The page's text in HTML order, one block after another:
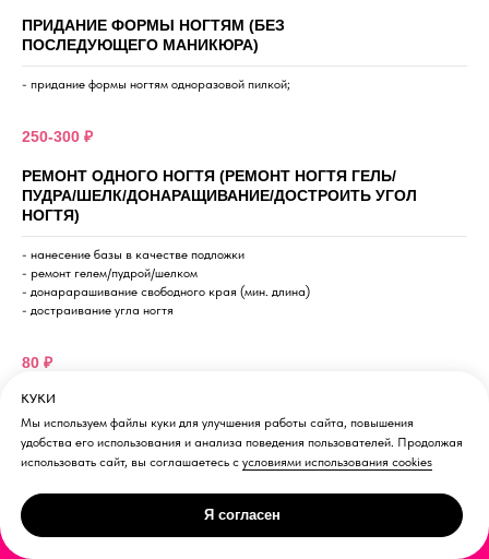
ПРИДАНИЕ ФОРМЫ НОГТЯМ (БЕЗ
ПОСЛЕДУЮЩЕГО МАНИКЮРА)
- придание формы ногтям одноразовой пилкой;
250-300 ₽
РЕМОНТ ОДНОГО НОГТЯ (РЕМОНТ НОГТЯ ГЕЛЬ/
ПУДРА/ШЕЛК/ДОНАРАЩИВАНИЕ/ДОСТРОИТЬ УГОЛ
НОГТЯ)
- нанесение базы в качестве подложки
- ремонт гелем/пудрой/шелком
- донарарашивание свободного края (мин. длина)
- достраивание угла ногтя
80 ₽
ПРОСТОЙ ДИЗАЙН (ДИЗАЙН С ЭЛЕМЕНТАМИ
ДЕКОРА/СЛАЙДЕРЫ/НАКЛЕЙКИ /ВТИРКА/ГЛИТТЕР/
КОШАЧИЙ ГЛАЗ) ЦЕНА ЗА 1 НОГОТЬ 70/ ОТ 8МИ
НОГТЕЙ - 500 ЗА ВСЕ
- дизайн с элементами декора (слайдеры, наклейки, глиттеры, шиммеры,
втирка, кошачий глаз) без ручной росписи
КУКИ
Мы используем файлы куки для улучшения работы сайта, повышения
удобства его использования и анализа поведения пользователей. Продолжая
использовать сайт, вы соглашаетесь с условиями использования cookies
Я согласен
ЗАПИСЬ ОНЛАЙН